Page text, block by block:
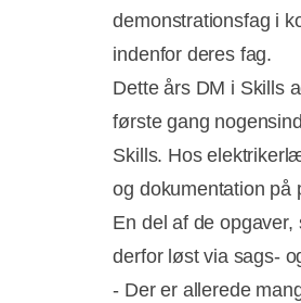
demonstrationsfag i
indenfor deres fag.
Dette års DM i Skills
første gang
Skills. Hos
og dokumentation på
En del af de
derfor løst via sags-
- Der er allerede